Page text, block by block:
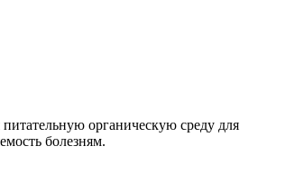
органическую среду для
болезням.